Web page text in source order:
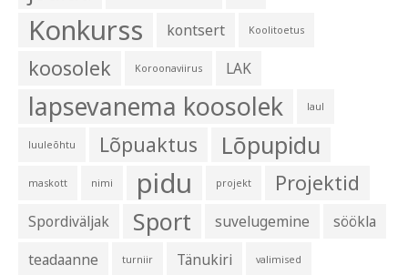
Konkurss kontsert Koolitoetus
koosolek Koroonaviirus LAK
lapsevanema koosolek laul
luuleõhtu Lõpuaktus Lõpupidu
maskott nimi pidu projekt Projektid
Spordiväljak Sport suvelugemine
söökla
teadaanne
turniir Tänukiri valimised